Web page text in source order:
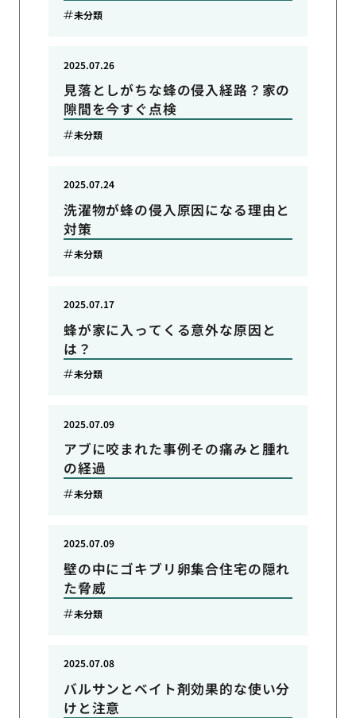
未分類
見落としがちな蜂の侵入経路？家の
隙間を今すぐ点検
2025.07.26
未分類
洗濯物が蜂の侵入原因になる理由と
対策
2025.07.24
未分類
蜂が家に入ってくる意外な原因と
は？
2025.07.17
未分類
アブに咬まれた事例その痛みと腫れ
の経過
2025.07.09
未分類
壁の中にゴキブリ卵集合住宅の隠れ
た脅威
2025.07.09
未分類
バルサンとベイト剤効果的な使い分
けと注意
2025.07.08